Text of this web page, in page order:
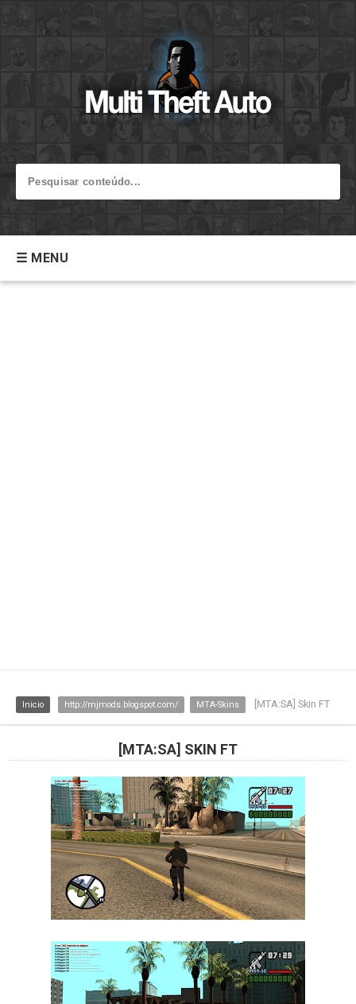
☰ MENU
Inicio http://mjmods.blogspot.com/ MTA-Skins [MTA:SA] Skin FT
[MTA:SA] SKIN FT